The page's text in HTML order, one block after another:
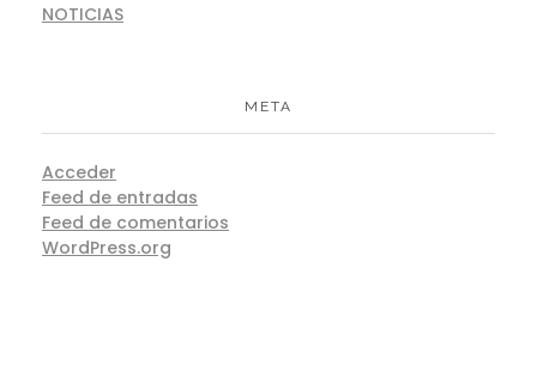
NOTICIAS
META
Acceder
Feed de entradas
Feed de comentarios
WordPress.org